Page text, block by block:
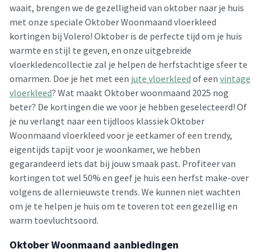
waait, brengen we de gezelligheid van oktober naar je huis
met onze speciale Oktober Woonmaand vloerkleed
kortingen bij Volero! Oktober is de perfecte tijd om je huis
warmte en stijl te geven, en onze uitgebreide
vloerkledencollectie zal je helpen de herfstachtige sfeer te
omarmen. Doe je het met een jute vloerkleed of een vintage
vloerkleed? Wat maakt Oktober woonmaand 2025 nog
beter? De kortingen die we voor je hebben geselecteerd! Of
je nu verlangt naar een tijdloos klassiek Oktober
Woonmaand vloerkleed voor je eetkamer of een trendy,
eigentijds tapijt voor je woonkamer, we hebben
gegarandeerd iets dat bij jouw smaak past. Profiteer van
kortingen tot wel 50% en geef je huis een herfst make-over
volgens de allernieuwste trends. We kunnen niet wachten
om je te helpen je huis om te toveren tot een gezellig en
warm toevluchtsoord.
Oktober Woonmaand aanbiedingen